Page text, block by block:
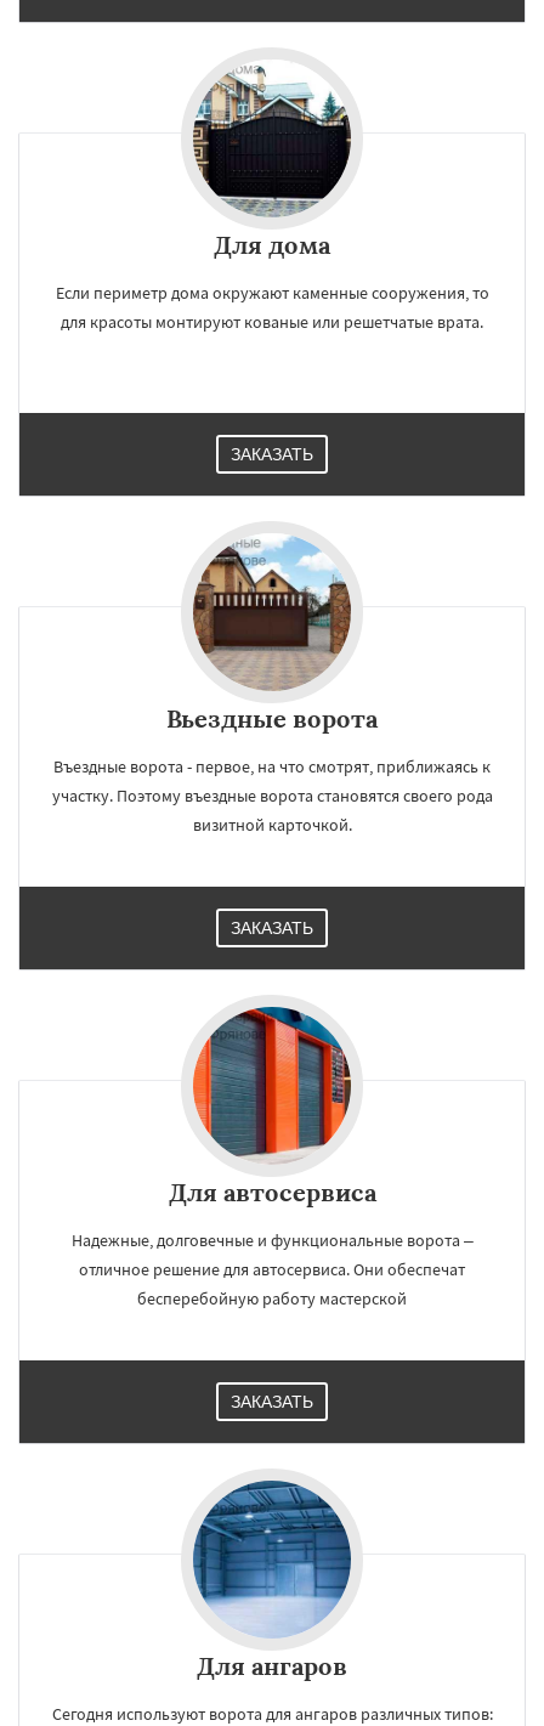
Работаем по
×
Хорлово Черкизово Черусти
Для дома
Если периметр дома окружают каменные сооружения, то
для красоты монтируют кованые или решетчатые врата.
ЗАКАЗАТЬ
Вьездные ворота
Въездные ворота - первое, на что смотрят, приближаясь к
участку. Поэтому въездные ворота становятся своего рода
визитной карточкой.
ЗАКАЗАТЬ
Для автосервиса
Надежные, долговечные и функциональные ворота –
отличное решение для автосервиса. Они обеспечат
бесперебойную работу мастерской
ЗАКАЗАТЬ
Для ангаров
Сегодня используют ворота для ангаров различных типов:
УЗНАТЬ ПОДРОБНЕЕ ×
Даю согласие на обработку персональных данных